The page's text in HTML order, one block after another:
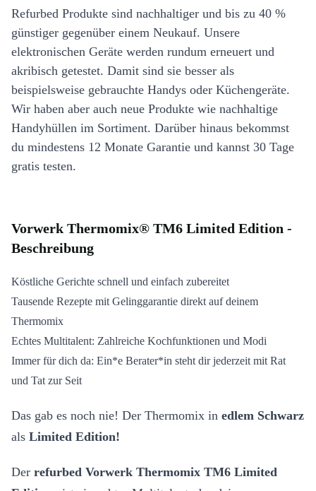
Refurbed Produkte sind nachhaltiger und bis zu 40 %
günstiger gegenüber einem Neukauf. Unsere
elektronischen Geräte werden rundum erneuert und
akribisch getestet. Damit sind sie besser als
beispielsweise gebrauchte Handys oder Küchengeräte.
Wir haben aber auch neue Produkte wie nachhaltige
Handyhüllen im Sortiment. Darüber hinaus bekommst
du mindestens 12 Monate Garantie und kannst 30 Tage
gratis testen.
Vorwerk Thermomix® TM6 Limited Edition -
Beschreibung
Köstliche Gerichte schnell und einfach zubereitet
Tausende Rezepte mit Gelinggarantie direkt auf deinem
Thermomix
Echtes Multitalent: Zahlreiche Kochfunktionen und Modi
Immer für dich da: Ein*e Berater*in steht dir jederzeit mit Rat
und Tat zur Seit
Das gab es noch nie! Der Thermomix in edlem Schwarz
als Limited Edition!
Der refurbed Vorwerk Thermomix TM6 Limited